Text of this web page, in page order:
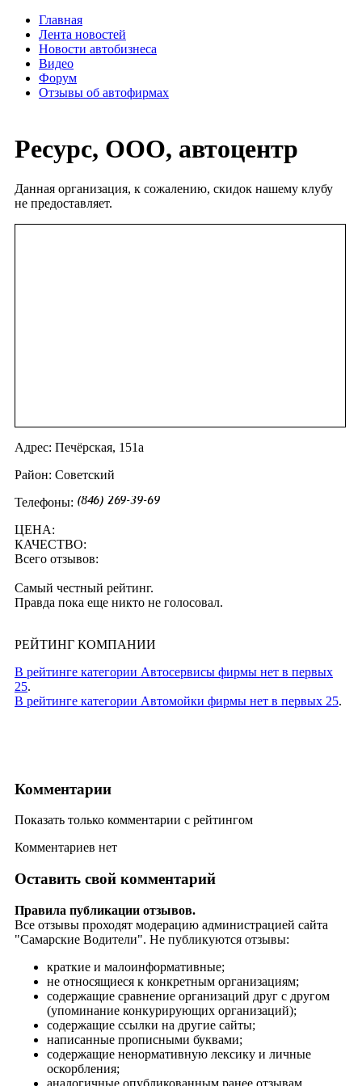
Главная
Лента новостей
Новости автобизнеса
Видео
Форум
Отзывы об автофирмах
Ресурс, ООО, автоцентр
Данная организация, к сожалению, скидок нашему клубу
не предоставляет.
Адрес: Печёрская, 151а
Район: Советский
Телефоны:
ЦЕНА:
КАЧЕСТВО:
Всего отзывов:
Самый честный рейтинг.
Правда пока еще никто не голосовал.
РЕЙТИНГ КОМПАНИИ
В рейтинге категории Автосервисы фирмы нет в первых
25.
В рейтинге категории Автомойки фирмы нет в первых 25.
Комментарии
Показать только комментарии с рейтингом
Комментариев нет
Оставить свой комментарий
Правила публикации отзывов.
Все отзывы проходят модерацию администрацией сайта
"Самарские Водители". Не публикуются отзывы:
краткие и малоинформативные;
не относящиеся к конкретным организациям;
содержащие сравнение организаций друг с другом
(упоминание конкурирующих организаций);
содержащие ссылки на другие сайты;
написанные прописными буквами;
содержащие ненормативную лексику и личные
оскорбления;
аналогичные опубликованным ранее отзывам.